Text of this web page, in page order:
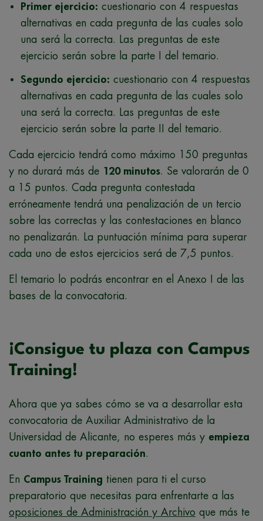
Primer ejercicio: cuestionario con 4 respuestas
alternativas en cada pregunta de las cuales solo
una será la correcta. Las preguntas de este
ejercicio serán sobre la parte I del temario.
Segundo ejercicio: cuestionario con 4 respuestas
alternativas en cada pregunta de las cuales solo
una será la correcta. Las preguntas de este
ejercicio serán sobre la parte II del temario.
Cada ejercicio tendrá como máximo 150 preguntas
y no durará más de 120 minutos. Se valorarán de 0
a 15 puntos. Cada pregunta contestada
erróneamente tendrá una penalización de un tercio
sobre las correctas y las contestaciones en blanco
no penalizarán. La puntuación mínima para superar
cada uno de estos ejercicios será de 7,5 puntos.
El temario lo podrás encontrar en el Anexo I de las
bases de la convocatoria.
¡Consigue tu plaza con Campus
Training!
Ahora que ya sabes cómo se va a desarrollar esta
convocatoria de Auxiliar Administrativo de la
Universidad de Alicante, no esperes más y empieza
cuanto antes tu preparación.
En Campus Training tienen para ti el curso
preparatorio que necesitas para enfrentarte a las
oposiciones de Administración y Archivo que más te